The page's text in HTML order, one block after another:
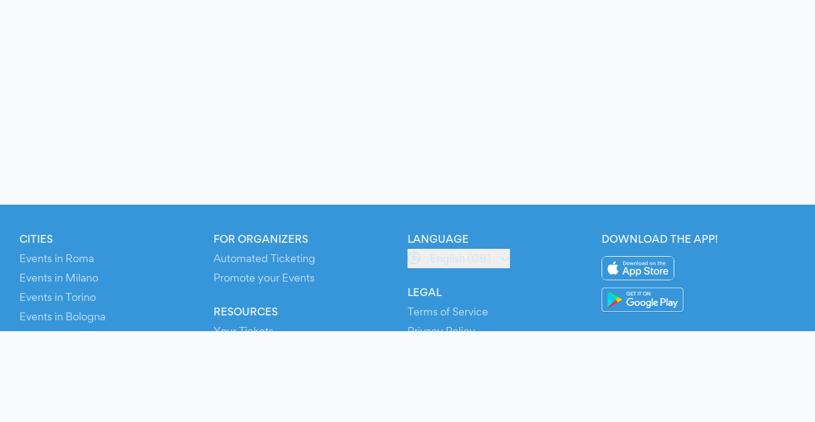
CITIES
Events in Roma
Events in Milano
Events in Torino
Events in Bologna
FOR ORGANIZERS
Automated Ticketing
Promote your Events
RESOURCES
Your Tickets
LANGUAGE
English (GB)
LEGAL
Terms of Service
Privacy Policy
DOWNLOAD THE APP!